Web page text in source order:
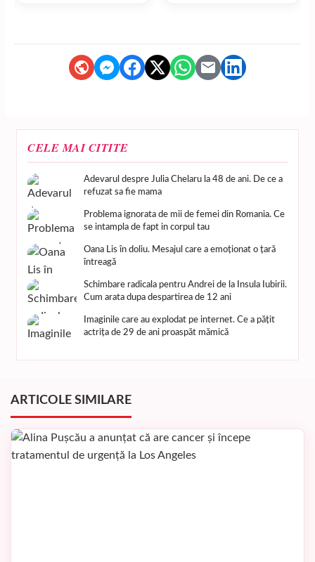
CELE MAI CITITE
Adevarul despre Julia Chelaru la 48 de ani. De ce a
refuzat sa fie mama
Problema ignorata de mii de femei din Romania. Ce
se intampla de fapt in corpul tau
Oana Lis în doliu. Mesajul care a emoționat o țară
întreagă
Schimbare radicala pentru Andrei de la Insula Iubirii.
Cum arata dupa despartirea de 12 ani
Imaginile care au explodat pe internet. Ce a pățit
actrița de 29 de ani proaspăt mămică
ARTICOLE SIMILARE